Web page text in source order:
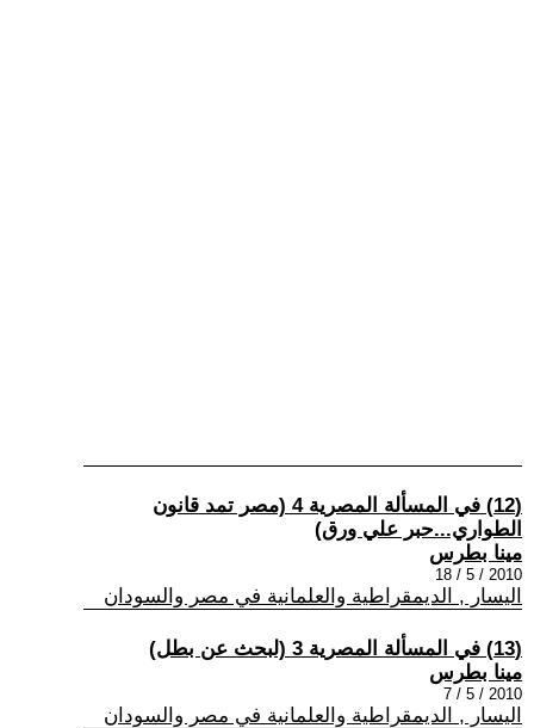
(12) في المسألة المصرية 4 (مصر تمد قانون
الطواري...حبر علي ورق)
مينا بطرس
2010 / 5 / 18
اليسار , الديمقراطية والعلمانية في مصر والسودان
(13) في المسألة المصرية 3 (لبحث عن بطل)
مينا بطرس
2010 / 5 / 7
اليسار , الديمقراطية والعلمانية في مصر والسودان